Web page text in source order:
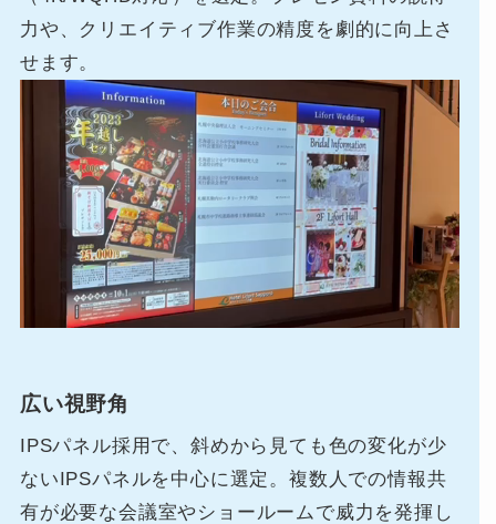
力や、クリエイティブ作業の精度を劇的に向上さ
せます。
広い視野角
IPSパネル採用で、斜めから見ても色の変化が少
ないIPSパネルを中心に選定。複数人での情報共
有が必要な会議室やショールームで威力を発揮し